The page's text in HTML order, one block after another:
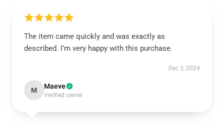
The item came quickly and was exactly as
described. I’m very happy with this purchase.
Dec 5, 2024
M Maeve
Verified owner